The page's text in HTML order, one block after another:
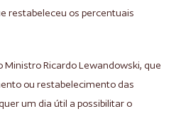
restabeleceu os percentuais
Ministro Ricardo Lewandowski, que
ou restabelecimento das
um dia útil a possibilitar o